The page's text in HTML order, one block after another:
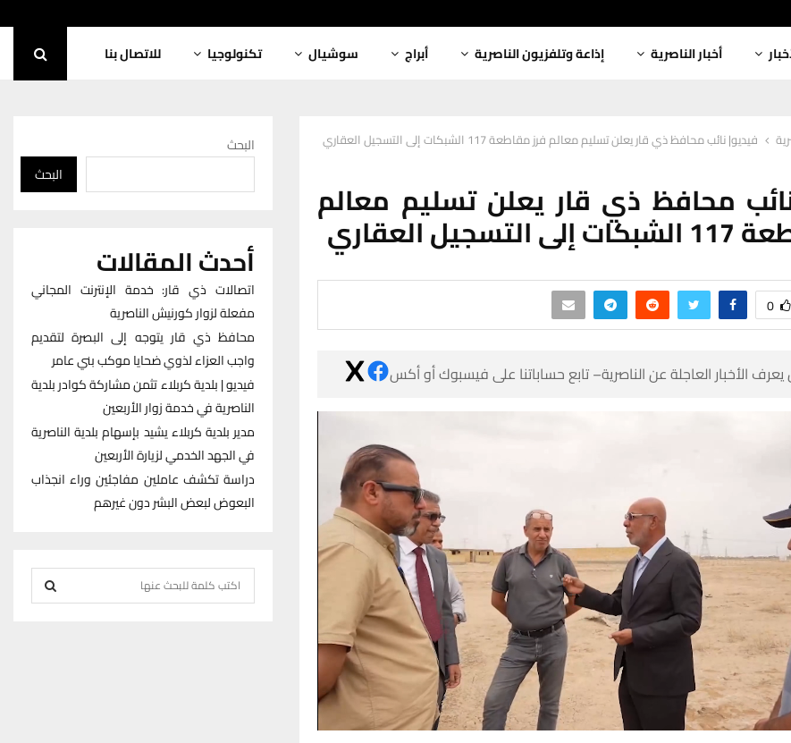
أخبار الناصرية إذاعة وتلفزيون الناصرية أبراج سوشيال تكنولوجيا للاتصال بنا
فيديو| نائب محافظ ذي قار يعلن تسليم معالم فرز مقاطعة 117 الشبكات إلى التسجيل العقاري
محافظ ذي قار يعلن تسليم معالم
العقاري
0
الأخبار العاجلة عن الناصرية– تابع حساباتنا على فيسبوك أو أكس
البحث
البحث
أحدث المقالات
اتصالات ذي قار: خدمة الإنترنت المجاني
مفعلة لزوار كورنيش الناصرية
محافظ ذي قار يتوجه إلى البصرة لتقديم
واجب العزاء لذوي ضحايا موكب بني عامر
فيديو | بلدية كربلاء تثمن مشاركة كوادر بلدية
الناصرية في خدمة زوار الأربعين
مدير بلدية كربلاء يشيد بإسهام بلدية الناصرية
في الجهد الخدمي لزيارة الأربعين
دراسة تكشف عاملين مفاجئين وراء انجذاب
البعوض لبعض البشر دون غيرهم
e